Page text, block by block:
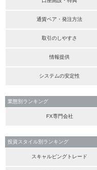
通貨ペア・発注方法
取引のしやすさ
情報提供
システムの安定性
業態別ランキング
FX専門会社
投資スタイル別ランキング
スキャルピングトレード